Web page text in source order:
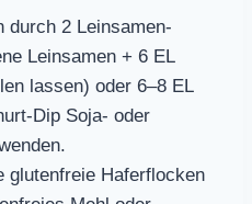
durch 2 Leinsamen-
Leinsamen + 6 EL
lassen) oder 6–8 EL
Dip Soja- oder
glutenfreie Haferflocken